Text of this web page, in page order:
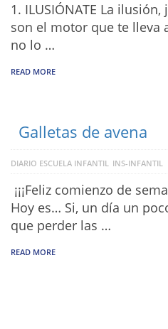
1. ILUSIÓNATE La
son el motor que te lleva
no lo …
READ MORE
Galletas de avena
DIARIO ESCUELA INFANTIL INS-INFANTIL
¡¡¡Feliz comienzo de
Hoy es… Si, un día un
que perder las …
READ MORE